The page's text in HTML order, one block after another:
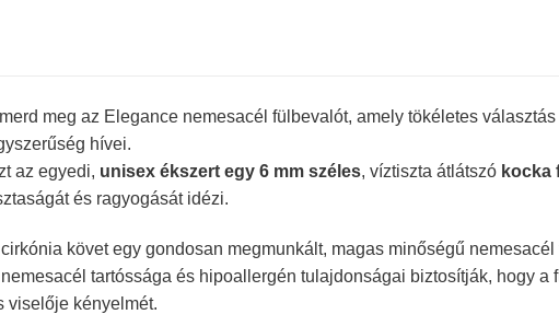
meg az Elegance nemesacél fülbevalót, amely tökéletes
hívei.
az egyedi, unisex ékszert egy 6 mm széles, víztiszta átlátszó kocka
és ragyogását idézi.
követ egy gondosan megmunkált, magas minőségű
tartóssága és hipoallergén tulajdonságai biztosítják, hogy
viselője kényelmét.